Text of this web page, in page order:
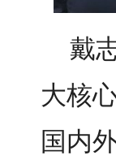
戴
大核
国内